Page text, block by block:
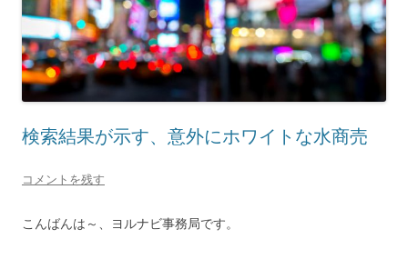
検索結果が示す、意外にホワイトな水商売
コメントを残す
こんばんは～、ヨルナビ事務局です。